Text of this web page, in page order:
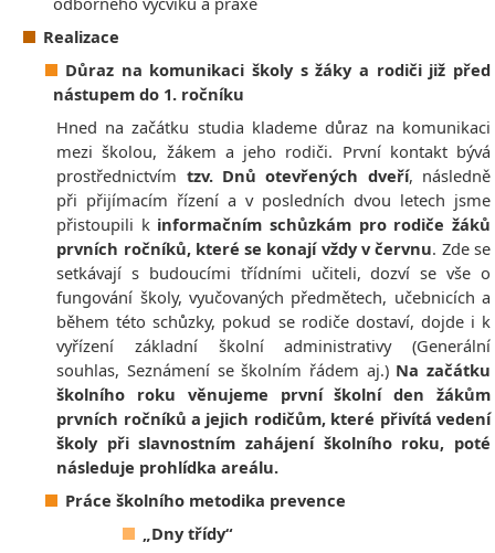
Realizace
Důraz na komunikaci školy s žáky a rodiči již před
nástupem do 1. ročníku
Hned na začátku studia klademe důraz na komunikaci
mezi školou, žákem a jeho rodiči. První kontakt bývá
prostřednictvím tzv. Dnů otevřených dveří, následně
při přijímacím řízení a v posledních dvou letech jsme
přistoupili k informačním schůzkám pro rodiče žáků
prvních ročníků, které se konají vždy v červnu. Zde se
setkávají s budoucími třídními učiteli, dozví se vše o
fungování školy, vyučovaných předmětech, učebnicích a
během této schůzky, pokud se rodiče dostaví, dojde i k
vyřízení základní školní administrativy (Generální
souhlas, Seznámení se školním řádem aj.) Na začátku
školního roku věnujeme první školní den žákům
prvních ročníků a jejich rodičům, které přivítá vedení
školy při slavnostním zahájení školního roku, poté
následuje prohlídka areálu.
Práce školního metodika prevence
„Dny třídy“